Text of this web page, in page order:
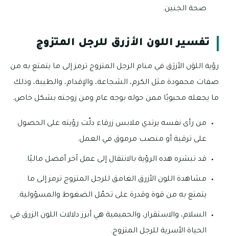
صحة الجنين.
تفسير اللون الأزرق للرجل المتزوج
رؤية اللوَن الأزرَق في منام الرجل المتزوج ترمز إلى ما يتمتع به من
صفات محمودة مثل الكرم، الشجاعة، والإقدام، والطيبة، وذلك
ما يجعله محبوبًا ممن حوله بوجه عام ومن زوجته بشكل خاص.
من رأى نفسه يرتدي ملابس زرقاء دلّت رؤيته على الحصول
على ترقية أو منصب مرموق في العمل.
قد تبشره هذه الرؤية بالانتقال إلى عمل آخر أفضل ماليًا.
مشاهدة اللون الأزرق الغامق للرجل المتزوج ترمز إلى ما
يتمتع به من قوة وقدرة على تحمّل الضغوط والمسؤولية.
السلام، والاستقرار، والحميمية هي أبرز دلالات اللون الزرق في
الحياة الأسرية للرجل المتزوج.